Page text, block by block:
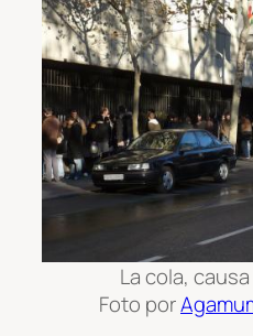
La cola,
Foto por